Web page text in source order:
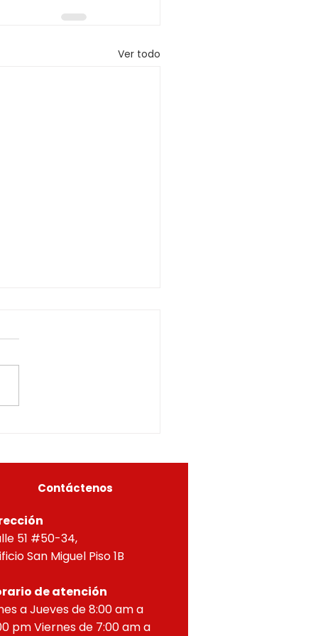
Ver todo
223
URBANO
concordantes, hace
que según ra
Contáctenos
51 #50-34,
San Miguel Piso 1B
de atención
a Jueves de 8:00 am a
pm Viernes de 7:00 am a